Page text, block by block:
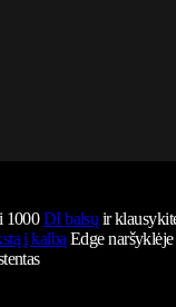
1000DI balsų ir
į kalbą Edge